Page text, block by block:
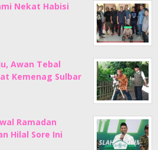
Nekat Habisi
Awan Tebal
Kemenag Sulbar
Ramadan
Hilal Sore Ini